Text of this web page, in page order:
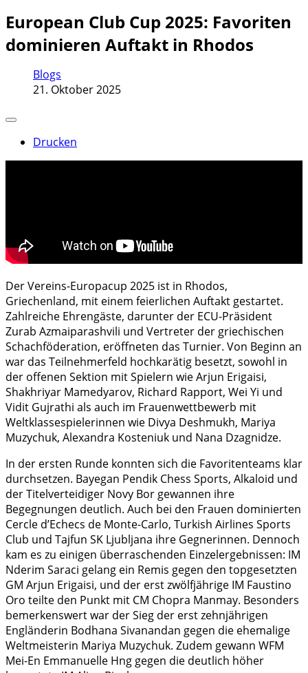
European Club Cup 2025: Favoriten
dominieren Auftakt in Rhodos
Blogs
21. Oktober 2025
Drucken
Der Vereins-Europacup 2025 ist in Rhodos,
Griechenland, mit einem feierlichen Auftakt gestartet.
Zahlreiche Ehrengäste, darunter der ECU-Präsident
Zurab Azmaiparashvili und Vertreter der griechischen
Schachföderation, eröffneten das Turnier. Von Beginn an
war das Teilnehmerfeld hochkarätig besetzt, sowohl in
der offenen Sektion mit Spielern wie Arjun Erigaisi,
Shakhriyar Mamedyarov, Richard Rapport, Wei Yi und
Vidit Gujrathi als auch im Frauenwettbewerb mit
Weltklassespielerinnen wie Divya Deshmukh, Mariya
Muzychuk, Alexandra Kosteniuk und Nana Dzagnidze.
In der ersten Runde konnten sich die Favoritenteams klar
durchsetzen. Bayegan Pendik Chess Sports, Alkaloid und
der Titelverteidiger Novy Bor gewannen ihre
Begegnungen deutlich. Auch bei den Frauen dominierten
Cercle d’Echecs de Monte-Carlo, Turkish Airlines Sports
Club und Tajfun SK Ljubljana ihre Gegnerinnen. Dennoch
kam es zu einigen überraschenden Einzelergebnissen: IM
Nderim Saraci gelang ein Remis gegen den topgesetzten
GM Arjun Erigaisi, und der erst zwölfjährige IM Faustino
Oro teilte den Punkt mit CM Chopra Manmay. Besonders
bemerkenswert war der Sieg der erst zehnjährigen
Engländerin Bodhana Sivanandan gegen die ehemalige
Weltmeisterin Mariya Muzychuk. Zudem gewann WFM
Mei-En Emmanuelle Hng gegen die deutlich höher